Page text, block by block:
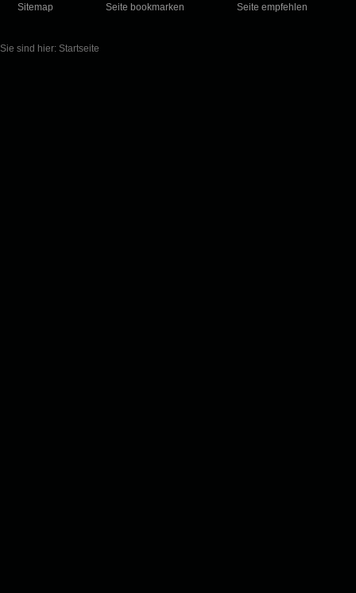
Sitemap Seite bookmarken Seite empfehlen
Sie sind hier: Startseite